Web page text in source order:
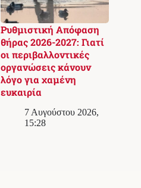
Ρυθμιστική Απόφαση
θήρας 2026-2027: Γιατί
οι περιβαλλοντικές
οργανώσεις κάνουν
λόγο για χαμένη
ευκαιρία
7 Αυγούστου 2026,
15:28